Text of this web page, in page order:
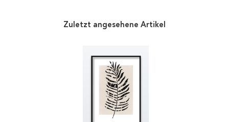
Zuletzt angesehene Artikel